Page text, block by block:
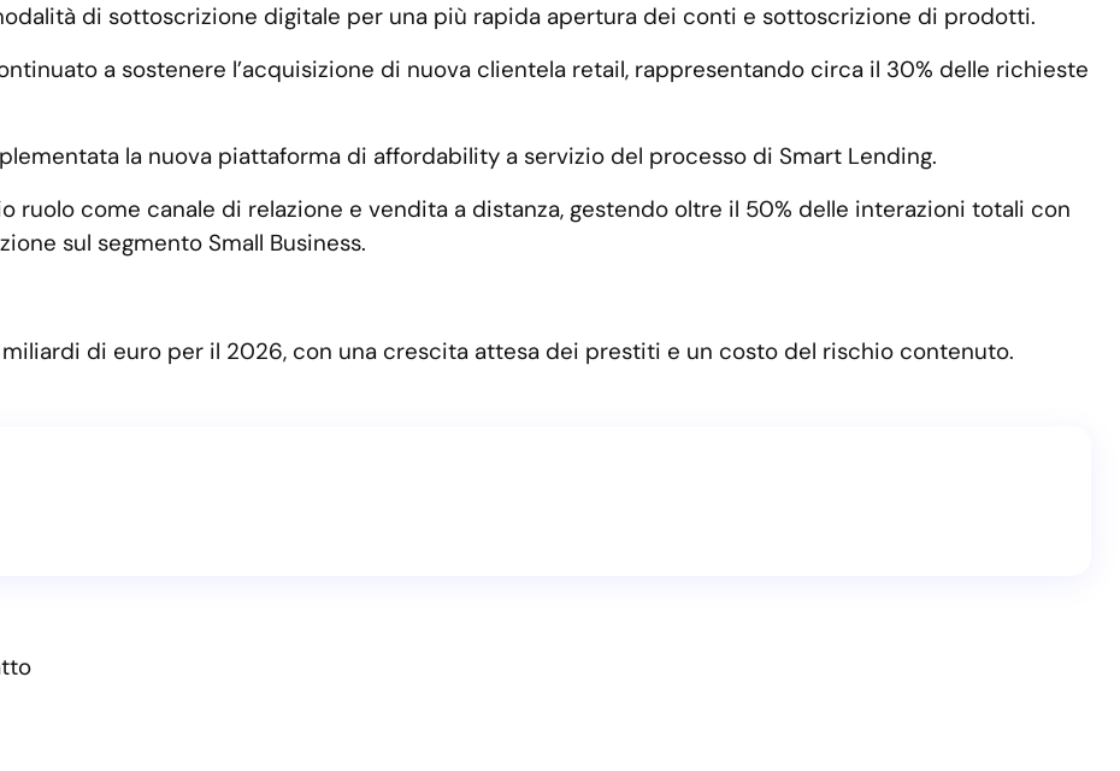
di sottoscrizione digitale per una più rapida apertura dei conti e sottoscrizione di prodotti.
a sostenere l’acquisizione di nuova clientela retail, rappresentando circa il 30% delle richieste
la nuova piattaforma di affordability a servizio del processo di Smart Lending.
ruolo come canale di relazione e vendita a distanza, gestendo oltre il 50% delle interazioni totali con
sul segmento Small Business.
di euro per il 2026, con una crescita attesa dei prestiti e un costo del rischio contenuto.